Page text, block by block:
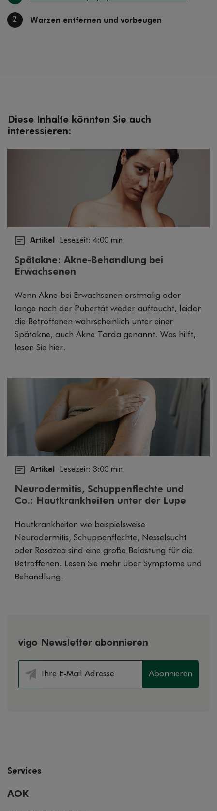
2 Warzen entfernen und vorbeugen
Diese Inhalte könnten Sie auch
interessieren:
Artikel Lesezeit: 4:00 min.
Spätakne: Akne-Behandlung bei
Erwachsenen
Wenn Akne bei Erwachsenen erstmalig oder
lange nach der Pubertät wieder auftaucht, leiden
die Betroffenen wahrscheinlich unter einer
Spätakne, auch Akne Tarda genannt. Was hilft,
lesen Sie hier.
Artikel Lesezeit: 3:00 min.
Neurodermitis, Schuppenflechte und
Co.: Hautkrankheiten unter der Lupe
Hautkrankheiten wie beispielsweise
Neurodermitis, Schuppenflechte, Nesselsucht
oder Rosazea sind eine große Belastung für die
Betroffenen. Lesen Sie mehr über Symptome und
Behandlung.
vigo Newsletter abonnieren
Abonnieren
Services
AOK